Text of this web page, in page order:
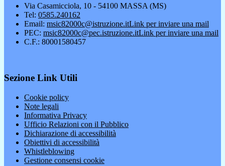
Via Casamicciola, 10 - 54100 MASSA (MS)
Tel: 0585.240162
Email: msic82000c@istruzione.itLink per inviare una mail
PEC: msic82000c@pec.istruzione.itLink per inviare una mail
C.F.: 80001580457
Sezione Link Utili
Cookie policy
Note legali
Informativa Privacy
Ufficio Relazioni con il Pubblico
Dichiarazione di accessibilità
Obiettivi di accessibilità
Whistleblowing
Gestione consensi cookie